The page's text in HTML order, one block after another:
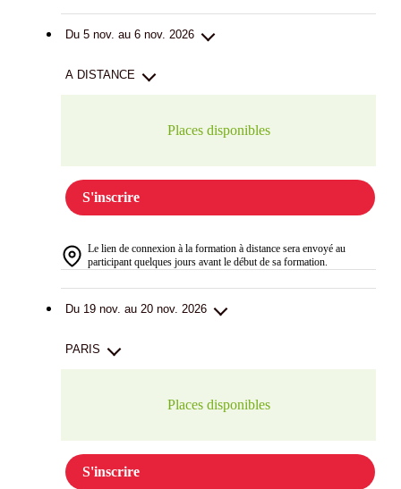
Du 5 nov. au 6 nov. 2026
A DISTANCE
Places disponibles
S'inscrire
Le lien de connexion à la formation à distance sera envoyé au
participant quelques jours avant le début de sa formation.
Du 19 nov. au 20 nov. 2026
PARIS
Places disponibles
S'inscrire